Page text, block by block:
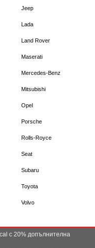
Jeep
Lada
Land Rover
Maserati
Mercedes-Benz
Mitsubishi
Opel
Porsche
Rolls-Royce
Seat
Subaru
Toyota
Volvo
с 20% допълнителна